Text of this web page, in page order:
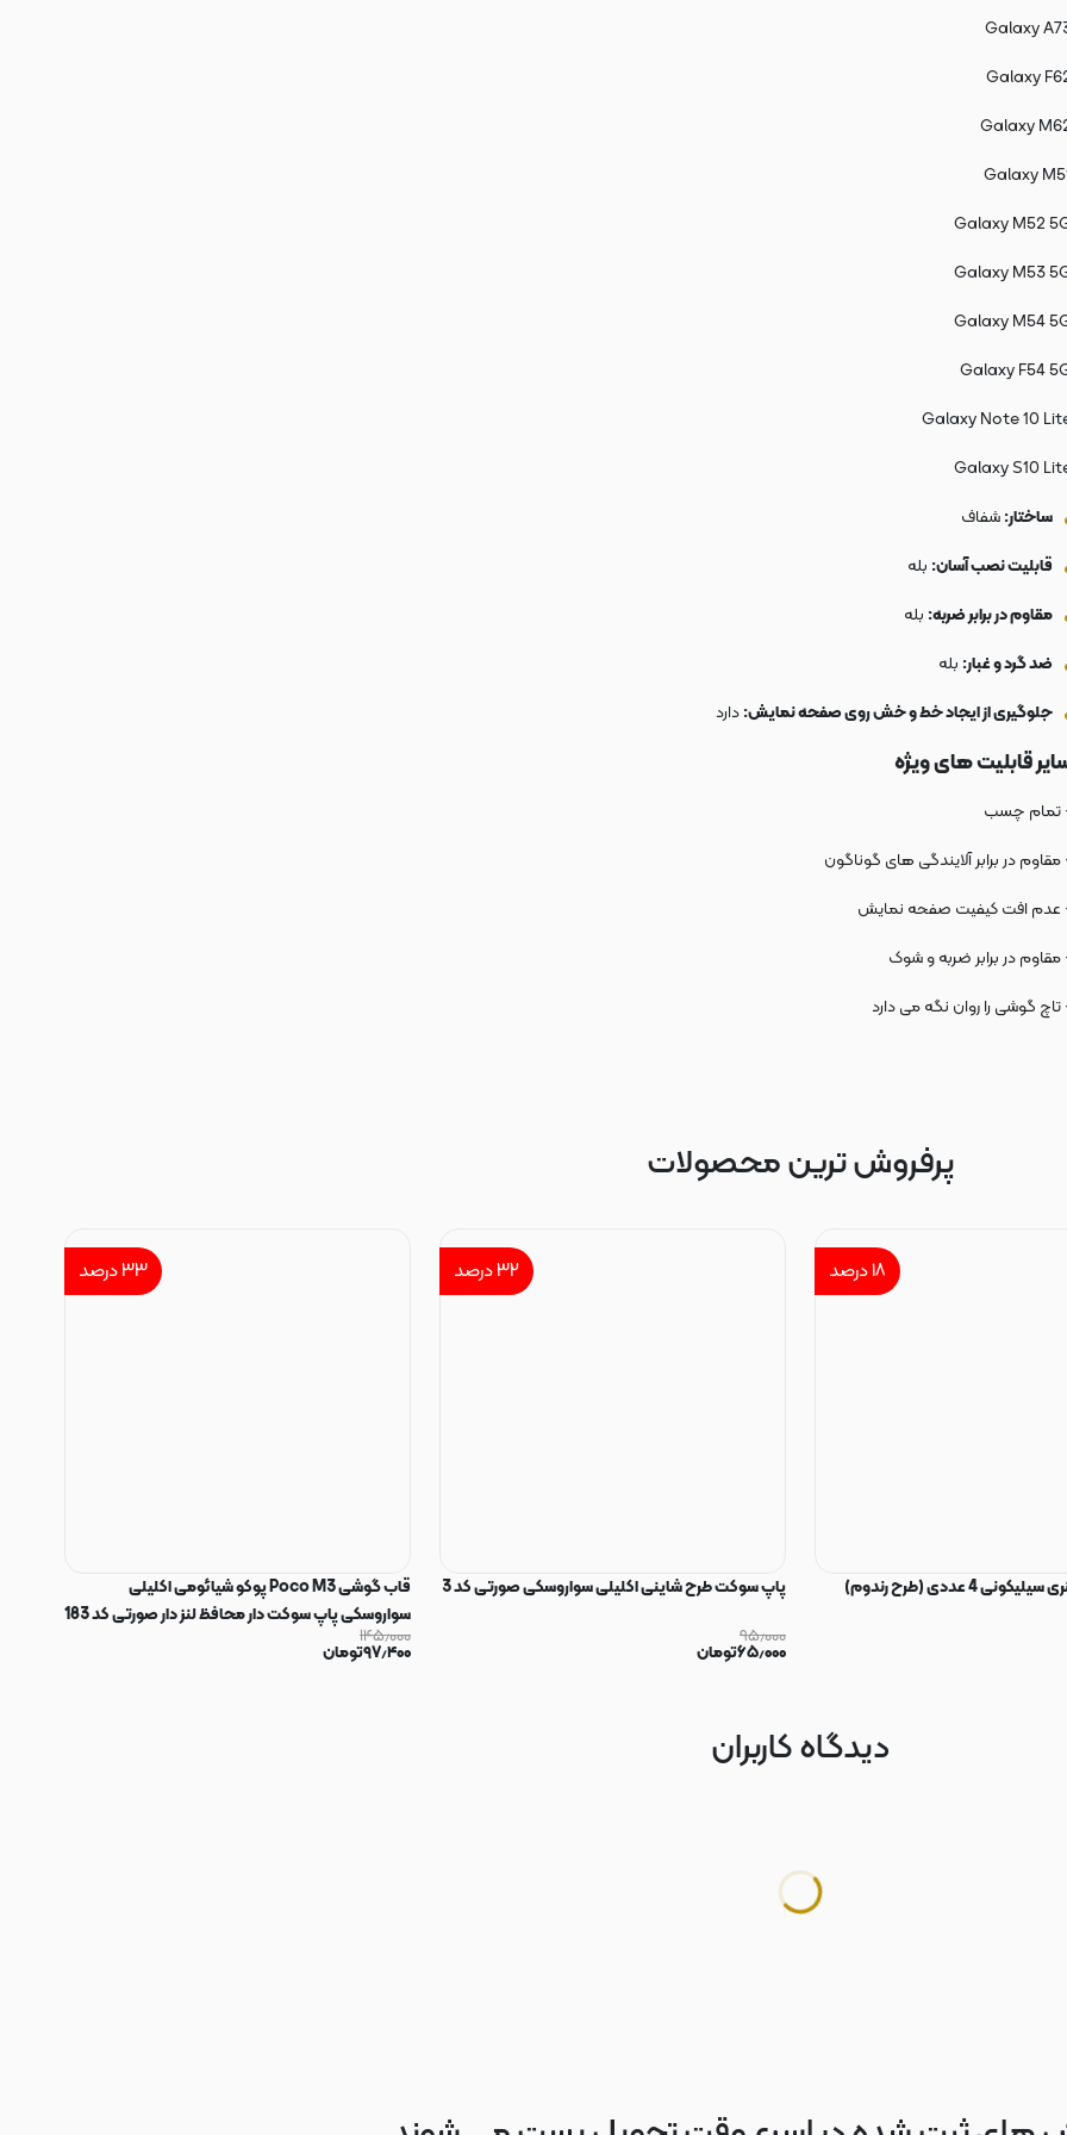
Galaxy
Galaxy
Galaxy
Galaxy
Galaxy M52
Galaxy M53
Galaxy M54
Galaxy F54
Galaxy Note 10
Galaxy S10
ساختار:شفاف
قابلیت نصب آسان: بله
مقاوم در برابر ضربه: بله
ضد گرد و غبار: بله
جلوگیری از ایجاد خط و خش روی صفحه نمایش:دارد
قابلیت های ویژه
تمام چسب
در برابر آلایندگی های گوناگون
عدم افت کیفیت صفحه نمایش
در برابر ضربه و شوک
گوشی را روان نگه می دارد
پرفروش ترین محصولات
۱۸درصد
4 عددی (طرح رندوم)
۳۲درصد
پاپ سوکت طرح شاینی اکلیلی سواروسکی صورتی کد 3
۹۵٫۰۰۰
۶۵٫۰۰۰تومان
۳۳درصد
قاب گوشی Poco M3 پوکو شیائومی اکلیلی
سواروسکی پاپ سوکت دار محافظ لنز دار صورتی کد 183
۱۴۵٫۰۰۰
۹۷٫۴۰۰تومان
دیدگاه کاربران